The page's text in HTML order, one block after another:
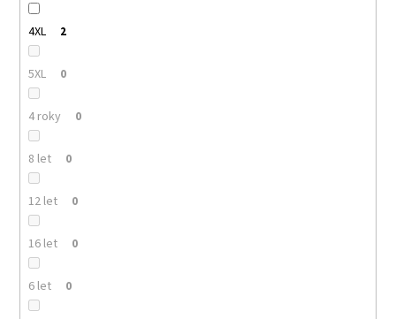
4XL 2
5XL 0
4 roky 0
8 let 0
12 let 0
16 let 0
6 let 0